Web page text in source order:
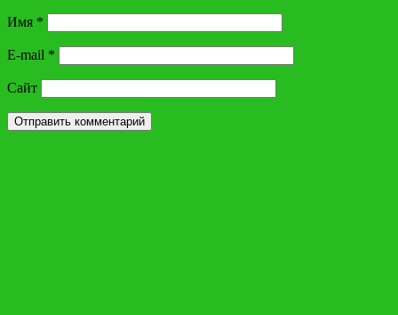
Имя *
E-mail *
Сайт